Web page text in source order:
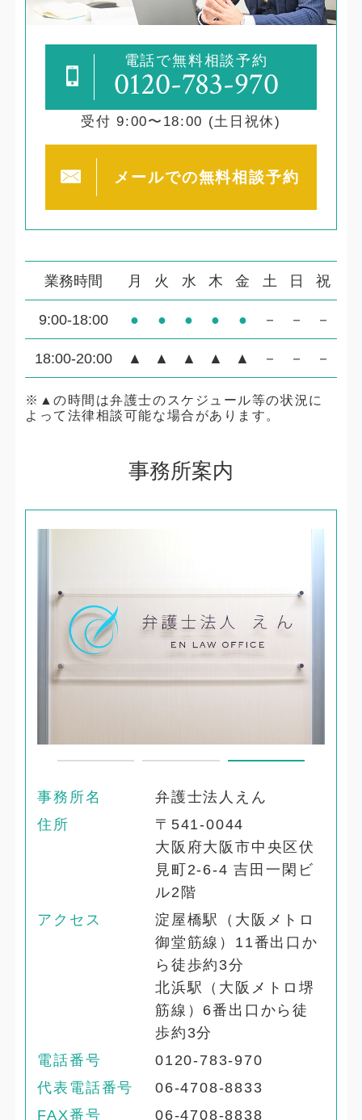
電話で無料相談予約
0120-783-970
受付 9:00〜18:00 (土日祝休)
メールでの無料相談予約
業務時間 月 火 水 木 金 土 日 祝
9:00-18:00 ● ● ● ● ● － － －
18:00-20:00 ▲ ▲ ▲ ▲ ▲ － － －
※▲の時間は弁護士のスケジュール等の状況に
よって法律相談可能な場合があります。
事務所案内
事務所名
弁護士法人えん
住所
〒541-0044
大阪府大阪市中央区伏
見町2-6-4 吉田一閑ビ
ル2階
アクセス
淀屋橋駅（大阪メトロ
御堂筋線）11番出口か
ら徒歩約3分
北浜駅（大阪メトロ堺
筋線）6番出口から徒
歩約3分
電話番号
0120-783-970
代表電話番号
06-4708-8833
FAX番号
06-4708-8838